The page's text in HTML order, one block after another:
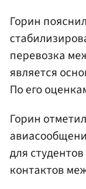
Горин
перевозка
является
По его
Горин
для
контактов